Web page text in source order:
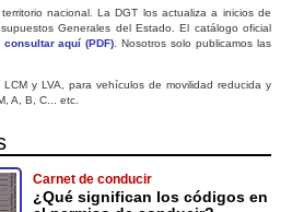
nacional. La DGT los actualiza a inicios de
Generales del Estado. El catálogo oficial
aquí (PDF) . Nosotros solo publicamos las
y LVA, para vehículos de movilidad reducida y
A, B, C... etc.
Carnet de conducir
¿Qué significan los códigos en